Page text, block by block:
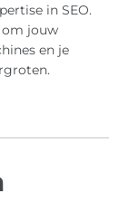
in SEO.
om jouw
en je